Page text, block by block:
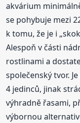
akvárium
se pohybuje mezi
k tomu, že je i
Alespoň v části
rostlinami a
společenský tvor.
4 jedinců, jinak
výhradně řasami,
výbornou